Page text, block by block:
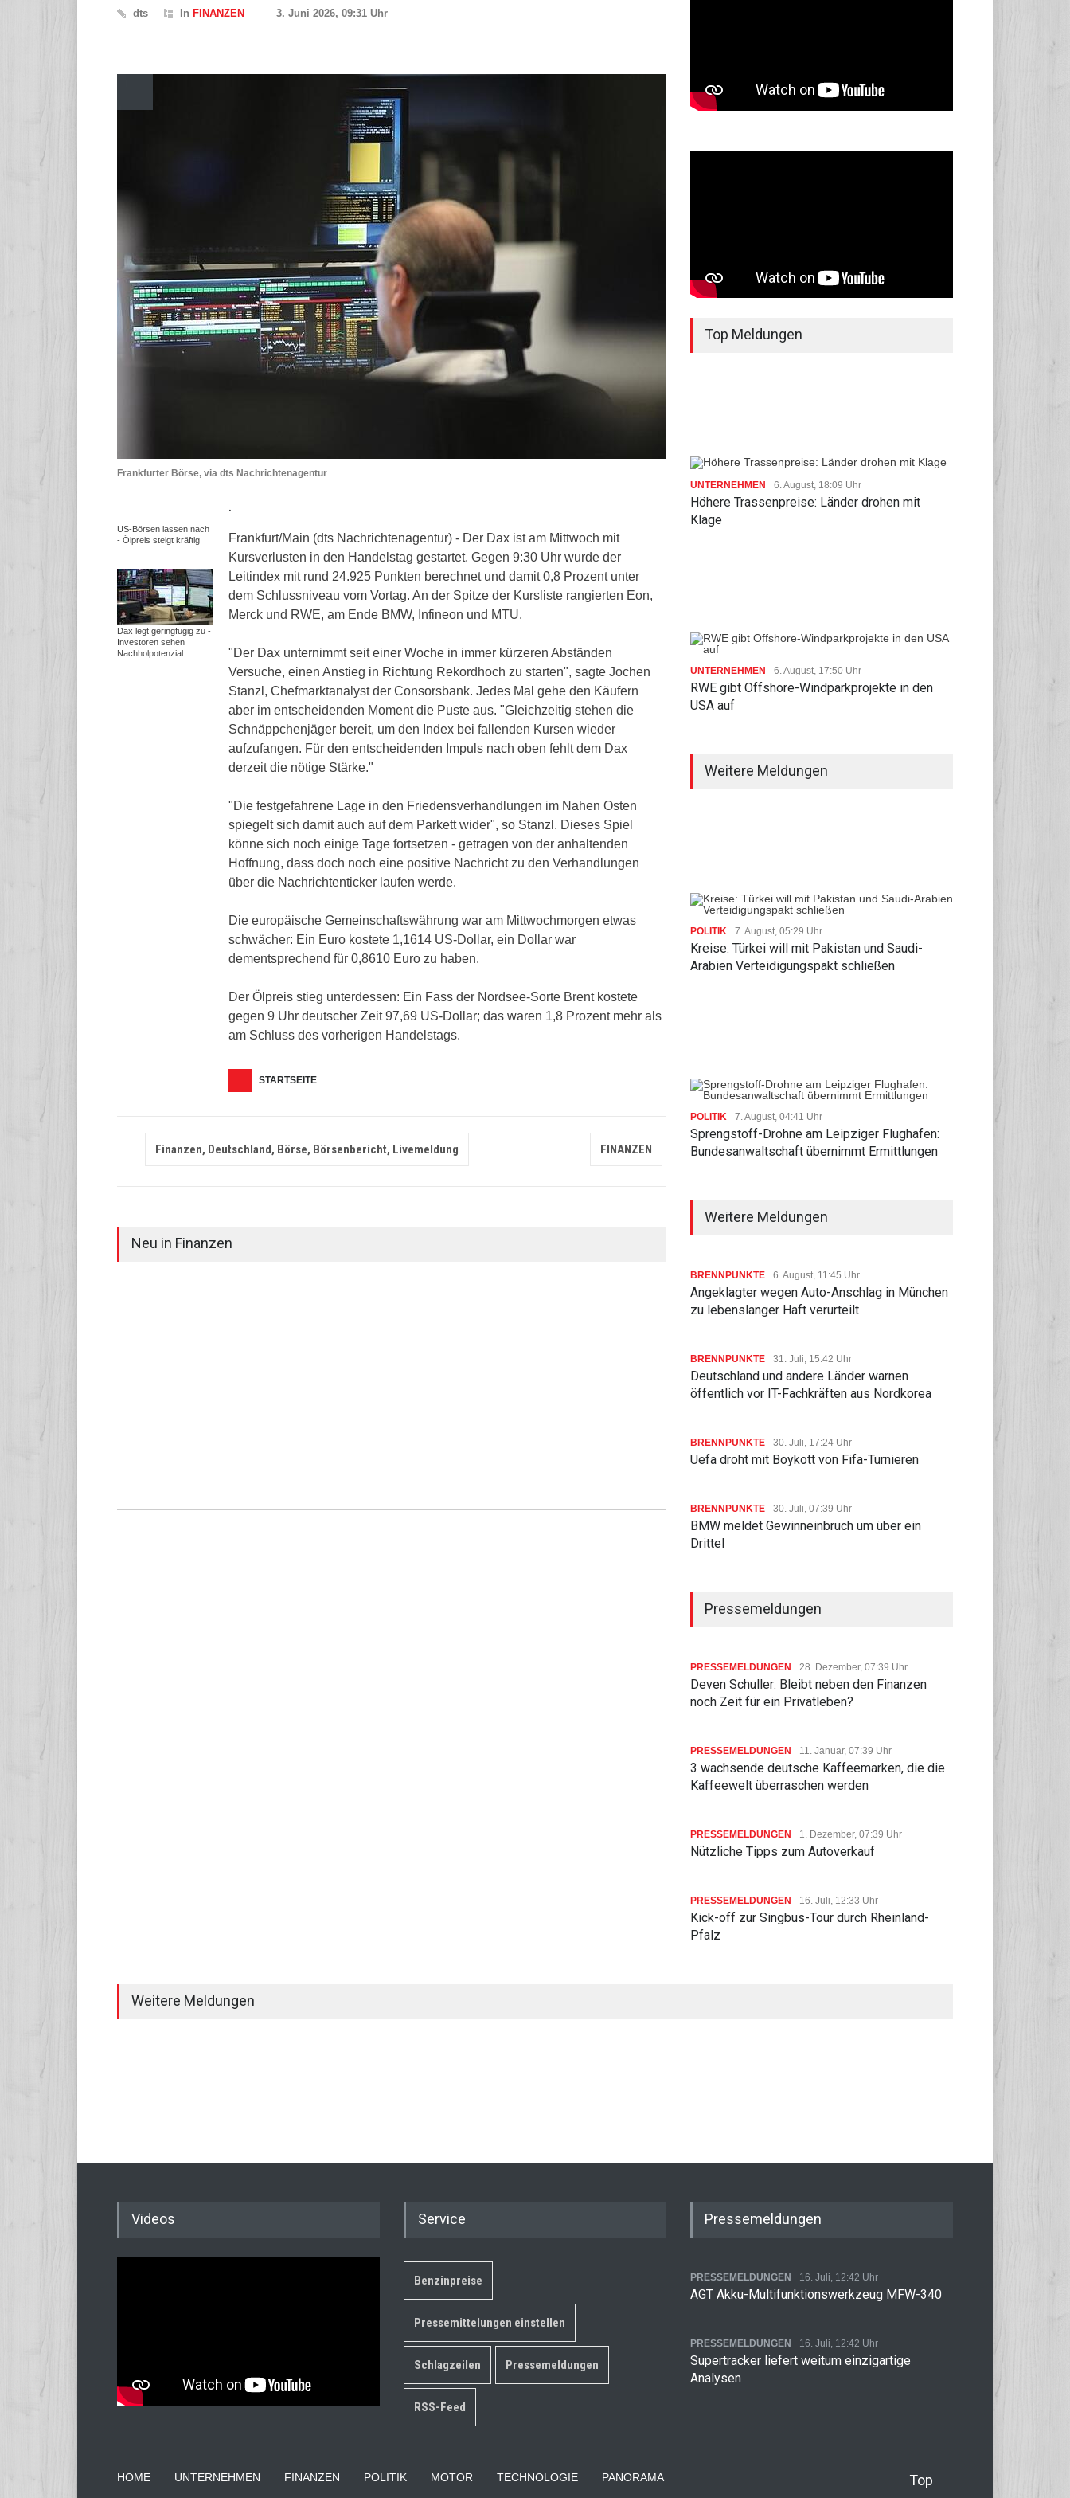
dts In FINANZEN 3. Juni 2026, 09:31 Uhr
Frankfurter Börse, via dts Nachrichtenagentur
.
Frankfurt/Main (dts Nachrichtenagentur) - Der Dax ist am Mittwoch mit
Kursverlusten in den Handelstag gestartet. Gegen 9:30 Uhr wurde der
Leitindex mit rund 24.925 Punkten berechnet und damit 0,8 Prozent unter
dem Schlussniveau vom Vortag. An der Spitze der Kursliste rangierten Eon,
Merck und RWE, am Ende BMW, Infineon und MTU.
"Der Dax unternimmt seit einer Woche in immer kürzeren Abständen
Versuche, einen Anstieg in Richtung Rekordhoch zu starten", sagte Jochen
Stanzl, Chefmarktanalyst der Consorsbank. Jedes Mal gehe den Käufern
aber im entscheidenden Moment die Puste aus. "Gleichzeitig stehen die
Schnäppchenjäger bereit, um den Index bei fallenden Kursen wieder
aufzufangen. Für den entscheidenden Impuls nach oben fehlt dem Dax
derzeit die nötige Stärke."
"Die festgefahrene Lage in den Friedensverhandlungen im Nahen Osten
spiegelt sich damit auch auf dem Parkett wider", so Stanzl. Dieses Spiel
könne sich noch einige Tage fortsetzen - getragen von der anhaltenden
Hoffnung, dass doch noch eine positive Nachricht zu den Verhandlungen
über die Nachrichtenticker laufen werde.
Die europäische Gemeinschaftswährung war am Mittwochmorgen etwas
schwächer: Ein Euro kostete 1,1614 US-Dollar, ein Dollar war
dementsprechend für 0,8610 Euro zu haben.
Der Ölpreis stieg unterdessen: Ein Fass der Nordsee-Sorte Brent kostete
gegen 9 Uhr deutscher Zeit 97,69 US-Dollar; das waren 1,8 Prozent mehr als
am Schluss des vorherigen Handelstags.
STARTSEITE
US-Börsen lassen nach
- Ölpreis steigt kräftig
Dax legt geringfügig zu -
Investoren sehen
Nachholpotenzial
Finanzen, Deutschland, Börse, Börsenbericht, Livemeldung FINANZEN
Neu in Finanzen
Top Meldungen
UNTERNEHMEN 6. August, 18:09 Uhr
Höhere Trassenpreise: Länder drohen mit
Klage
UNTERNEHMEN 6. August, 17:50 Uhr
RWE gibt Offshore-Windparkprojekte in den
USA auf
Weitere Meldungen
POLITIK 7. August, 05:29 Uhr
Kreise: Türkei will mit Pakistan und Saudi-
Arabien Verteidigungspakt schließen
POLITIK 7. August, 04:41 Uhr
Sprengstoff-Drohne am Leipziger Flughafen:
Bundesanwaltschaft übernimmt Ermittlungen
Weitere Meldungen
BRENNPUNKTE 6. August, 11:45 Uhr
Angeklagter wegen Auto-Anschlag in München
zu lebenslanger Haft verurteilt
BRENNPUNKTE 31. Juli, 15:42 Uhr
Deutschland und andere Länder warnen
öffentlich vor IT-Fachkräften aus Nordkorea
BRENNPUNKTE 30. Juli, 17:24 Uhr
Uefa droht mit Boykott von Fifa-Turnieren
BRENNPUNKTE 30. Juli, 07:39 Uhr
BMW meldet Gewinneinbruch um über ein
Drittel
Pressemeldungen
PRESSEMELDUNGEN 28. Dezember, 07:39 Uhr
Deven Schuller: Bleibt neben den Finanzen
noch Zeit für ein Privatleben?
PRESSEMELDUNGEN 11. Januar, 07:39 Uhr
3 wachsende deutsche Kaffeemarken, die die
Kaffeewelt überraschen werden
PRESSEMELDUNGEN 1. Dezember, 07:39 Uhr
Nützliche Tipps zum Autoverkauf
PRESSEMELDUNGEN 16. Juli, 12:33 Uhr
Kick-off zur Singbus-Tour durch Rheinland-
Pfalz
Weitere Meldungen
Videos Service
Benzinpreise
Pressemittelungen einstellen
Schlagzeilen Pressemeldungen
RSS-Feed
Pressemeldungen
PRESSEMELDUNGEN 16. Juli, 12:42 Uhr
AGT Akku-Multifunktionswerkzeug MFW-340
PRESSEMELDUNGEN 16. Juli, 12:42 Uhr
Supertracker liefert weitum einzigartige
Analysen
HOME UNTERNEHMEN FINANZEN POLITIK MOTOR TECHNOLOGIE PANORAMA Top